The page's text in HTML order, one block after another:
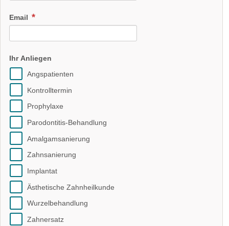
Email
Ihr Anliegen
Angspatienten
Kontrolltermin
Prophylaxe
Parodontitis-Behandlung
Amalgamsanierung
Zahnsanierung
Implantat
Ästhetische Zahnheilkunde
Wurzelbehandlung
Zahnersatz